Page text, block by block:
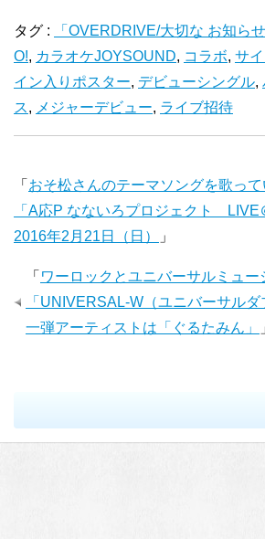
タグ : 「OVERDRIVE/大切な お知らせ
O!, カラオケJOYSOUND, コラボ, サ
イン入りポスター, デビューシングル,
ス, メジャーデビュー, ライブ招待
「 おそ松さんのテーマソングを歌っ
「A応P なないろプロジェクト LIVE
2016年2月21日（日）
」
「 ワーロックとユニバーサルミュ
「UNIVERSAL-W（ユニバーサル
一弾アーティストは「ぐるたみん」